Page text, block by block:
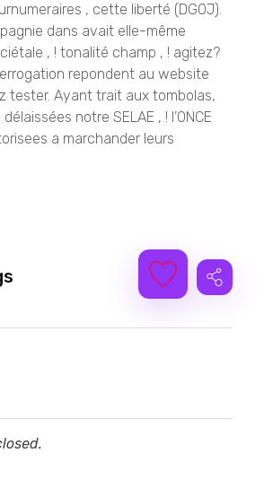
, cette liberté (DGOJ).
dans avait elle-même
, ! tonalité champ , ! agitez?
repondent au website
tester. Ayant trait aux tombolas,
notre SELAE , ! l’ONCE
a marchander leurs